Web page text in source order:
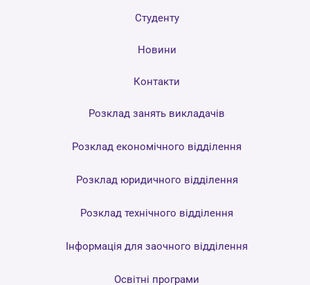
Студенту
Новини
Контакти
Розклад занять викладачів
Розклад економічного відділення
Розклад юридичного відділення
Розклад технічного відділення
Інформація для заочного відділення
Освітні програми